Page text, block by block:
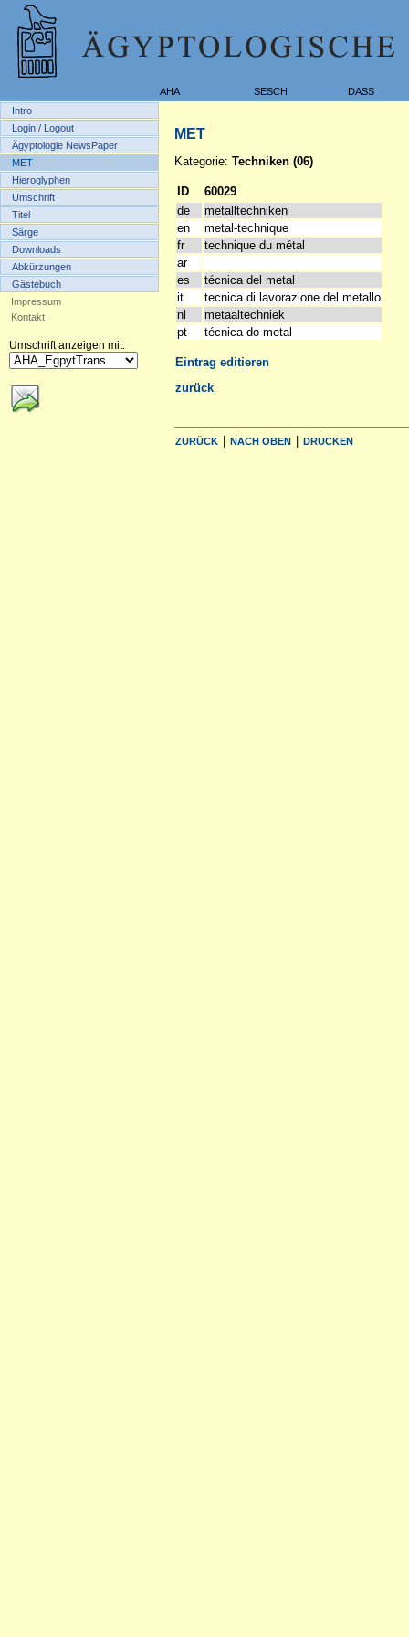
AHA SESCH
DASS
Intro
Login / Logout
Ägyptologie NewsPaper
MET
Hieroglyphen
Umschrift
Titel
Särge
Downloads
Abkürzungen
Gästebuch
Impressum
Kontakt
Umschrift anzeigen mit:
MET
Kategorie: Techniken (06)
ID
60029
de
metalltechniken
en
metal-technique
fr
technique du métal
ar
es
técnica del metal
it
tecnica di lavorazione del metallo
nl
metaaltechniek
pt
técnica do metal
Eintrag editieren
zurück
ZURÜCK | NACH OBEN | DRUCKEN